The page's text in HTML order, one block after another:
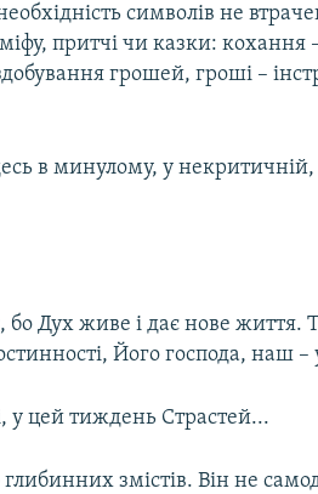
символів не
притчі чи казки: кохання
грошей, гроші –
в минулому, у некритичній,
бо Дух живе і дає нове життя.
Його господа, наш
у цей тиждень Страстей...
змістів. Він не